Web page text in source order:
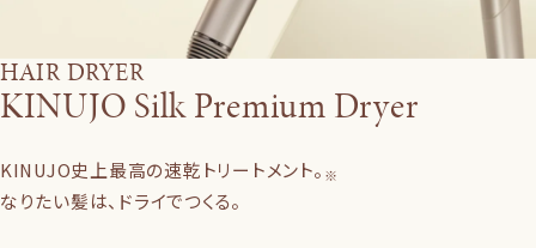
HAIR DRYER
KINUJO Silk Premium Dryer
KINUJO史上最高の速乾トリートメント。 ※
なりたい髪は、ドライでつくる。